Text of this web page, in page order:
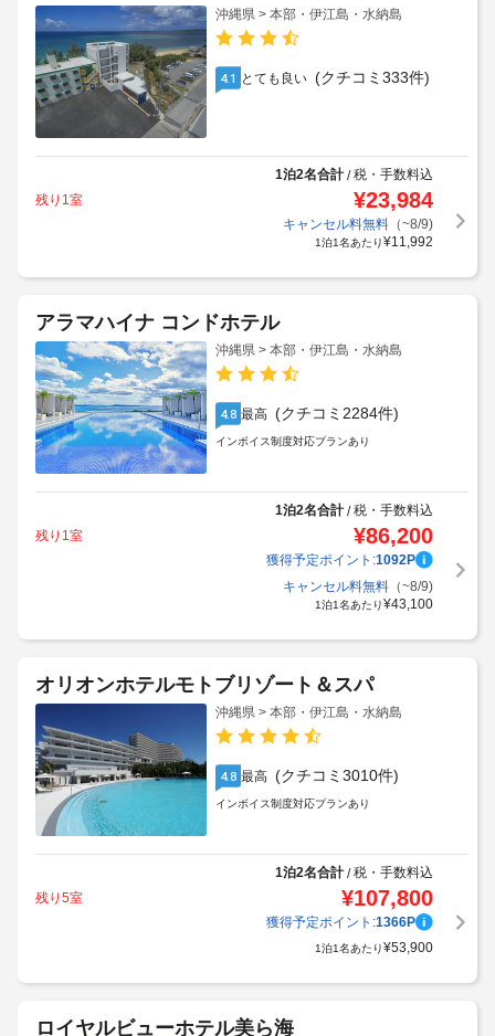
沖縄県 > 本部・伊江島・水納島
4.1 とても良い (クチコミ333件)
1泊2名合計/税・手数料込
残り1室
¥23,984
キャンセル料無料（~8/9)
1泊1名あたり¥11,992
アラマハイナ コンドホテル
沖縄県 > 本部・伊江島・水納島
4.8 最高 (クチコミ2284件)
インボイス制度対応プランあり
1泊2名合計/税・手数料込
残り1室
¥86,200
獲得予定ポイント:1092P
キャンセル料無料（~8/9)
1泊1名あたり¥43,100
オリオンホテルモトブリゾート＆スパ
沖縄県 > 本部・伊江島・水納島
4.8 最高 (クチコミ3010件)
インボイス制度対応プランあり
1泊2名合計/税・手数料込
残り5室
¥107,800
獲得予定ポイント:1366P
1泊1名あたり¥53,900
ロイヤルビューホテル美ら海